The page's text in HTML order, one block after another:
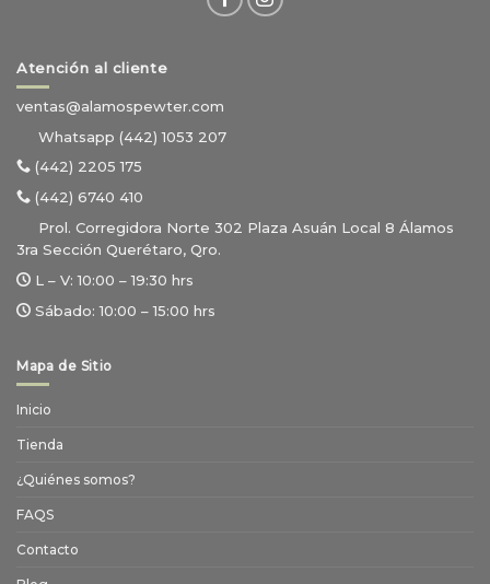
Atención al cliente
ventas@alamospewter.com
Whatsapp (442) 1053 207
(442) 2205 175
(442) 6740 410
Prol. Corregidora Norte 302 Plaza Asuán Local 8 Álamos
3ra Sección Querétaro, Qro.
L – V: 10:00 – 19:30 hrs
Sábado: 10:00 – 15:00 hrs
Mapa de Sitio
Inicio
Tienda
¿Quiénes somos?
FAQS
Contacto